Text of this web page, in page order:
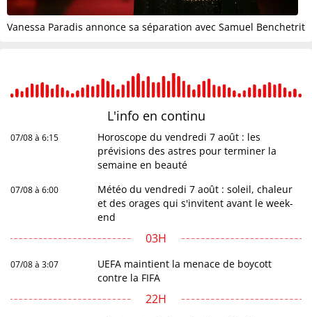
Vanessa Paradis annonce sa séparation avec Samuel Benchetrit
L'info en continu
07/08 à 6:15
Horoscope du vendredi 7 août : les
prévisions des astres pour terminer la
semaine en beauté
07/08 à 6:00
Météo du vendredi 7 août : soleil, chaleur
et des orages qui s'invitent avant le week-
end
03H
07/08 à 3:07
UEFA maintient la menace de boycott
contre la FIFA
22H